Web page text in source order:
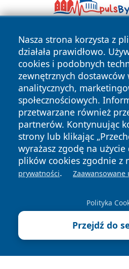
Nasza strona korzysta z
działała prawidłowo.
cookies i podobnych
zewnętrznych dostawców
analitycznych,
społecznościowych.
przetwarzane również
partnerów. Kontynuując
strony lub klikając
wyrażasz zgodę na
plików cookies zgodnie z
prywatności. Zaawansowane
Polityka
Przejdź do
Copyright © 2026 bedzinski24.pl
zastrzeżone.
News Autorzy
Polityka
Prywatności